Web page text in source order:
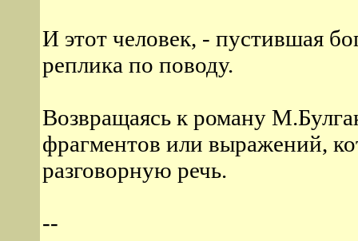
И этот человек, - пустившая
реплика по поводу.
Возвращаясь к роману
фрагментов или выражений,
разговорную речь.
--